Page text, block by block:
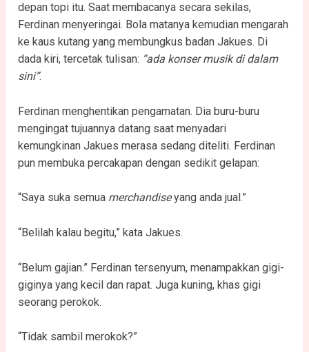
depan topi itu. Saat membacanya secara sekilas,
Ferdinan menyeringai. Bola matanya kemudian mengarah
ke kaus kutang yang membungkus badan Jakues. Di
dada kiri, tercetak tulisan: “ada konser musik di dalam
sini”.
Ferdinan menghentikan pengamatan. Dia buru-buru
mengingat tujuannya datang saat menyadari
kemungkinan Jakues merasa sedang diteliti. Ferdinan
pun membuka percakapan dengan sedikit gelapan:
“Saya suka semua merchandiseyang anda jual.”
“Belilah kalau begitu,” kata Jakues.
“Belum gajian.” Ferdinan tersenyum, menampakkan gigi-
giginya yang kecil dan rapat. Juga kuning, khas gigi
seorang perokok.
“Tidak sambil merokok?”